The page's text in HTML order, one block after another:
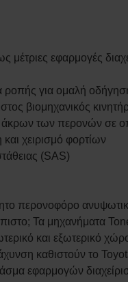
μέτριες εφαρμογές
ροπής για ομαλή
βιομηχανικός
άκρων των περονών σε
χειρισμό φορτίων
(SAS)
περονοφόρο
Τα μηχανήματα
και εξωτερικό
καθιστούν το
εφαρμογών